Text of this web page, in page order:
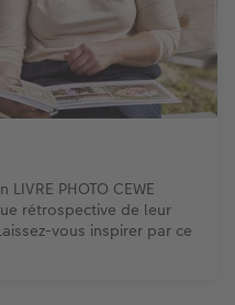
PHOTO CEWE
rétrospective de leur
vous inspirer par ce